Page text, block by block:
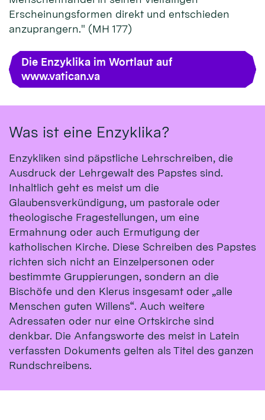
Erscheinungsformen direkt und entschieden
anzuprangern." (MH 177)
Die Enzyklika im Wortlaut auf
www.vatican.va
Was ist eine Enzyklika?
Enzykliken sind päpstliche Lehrschreiben, die
Ausdruck der Lehrgewalt des Papstes sind.
Inhaltlich geht es meist um die
Glaubensverkündigung, um pastorale oder
theologische Fragestellungen, um eine
Ermahnung oder auch Ermutigung der
katholischen Kirche. Diese Schreiben des Papstes
richten sich nicht an Einzelpersonen oder
bestimmte Gruppierungen, sondern an die
Bischöfe und den Klerus insgesamt oder „alle
Menschen guten Willens“. Auch weitere
Adressaten oder nur eine Ortskirche sind
denkbar. Die Anfangsworte des meist in Latein
verfassten Dokuments gelten als Titel des ganzen
Rundschreibens.